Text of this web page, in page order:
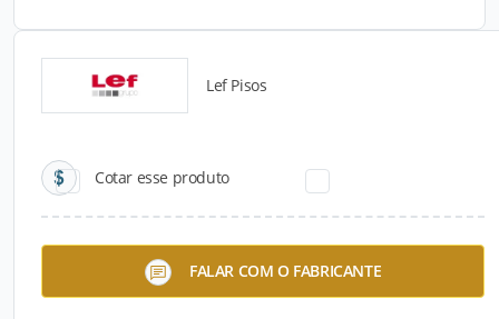
Lef Pisos
Cotar esse produto
FALAR COM O FABRICANTE
Catálogos para Download